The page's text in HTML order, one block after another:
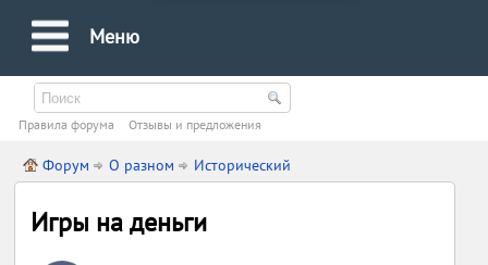
Меню
Правила форума Oтзывы и предложения
Форум О разном Исторический
Игры на деньги